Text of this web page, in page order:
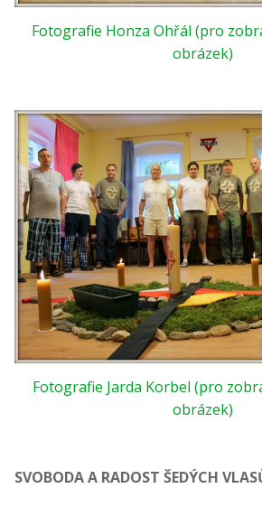
Fotografie Honza Ohřál (pro
obrázek)
Fotografie Jarda Korbel (pro
obrázek)
SVOBODA A RADOST ŠEDÝCH